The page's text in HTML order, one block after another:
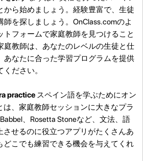
から始めましょう。経験豊富で、生徒
を探しましょう。OnClass.comのよ
トフォームで家庭教師を見つけること
庭教師は、あなたのレベルの生徒と仕
あなたに合った学習プログラムを提供
ださい。
practice スペイン語を学ぶためにオン
は、家庭教師セッションに大きなプラ
、Rosetta Stoneなど、文法、語
せるのに役立つアプリがたくさんあ
どこでも練習できる機会を与えてくれ